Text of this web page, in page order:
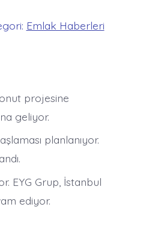
Emlak Haberleri
projesine
geliyor.
planlanıyor.
EYG Grup, İstanbul
ediyor.